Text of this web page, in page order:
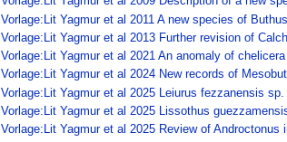
Vorlage:Lit Yagmur et al 2011 A new species of
Vorlage:Lit Yagmur et al 2013 Further revision of
Vorlage:Lit Yagmur et al 2021 An anomaly of
Vorlage:Lit Yagmur et al 2024 New records of
Vorlage:Lit Yagmur et al 2025 Leiurus fezzanensis
Vorlage:Lit Yagmur et al 2025 Lissothus
Vorlage:Lit Yagmur et al 2025 Review of Androctonus